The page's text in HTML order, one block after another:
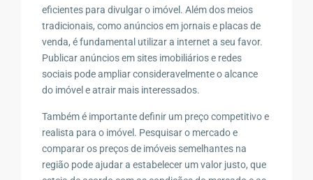
eficientes para divulgar o imóvel. Além dos meios
tradicionais, como anúncios em jornais e placas de
venda, é fundamental utilizar a internet a seu favor.
Publicar anúncios em sites imobiliários e redes
sociais pode ampliar consideravelmente o alcance
do imóvel e atrair mais interessados.
Também é importante definir um preço competitivo e
realista para o imóvel. Pesquisar o mercado e
comparar os preços de imóveis semelhantes na
região pode ajudar a estabelecer um valor justo, que